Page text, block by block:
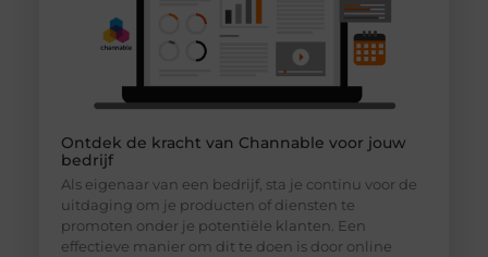
Ontdek de kracht van Channable voor jouw
bedrijf
Als eigenaar van een bedrijf, sta je continu voor de
uitdaging om je producten of diensten te
promoten onder je potentiële klanten. Een
effectieve manier om dit te doen is door online